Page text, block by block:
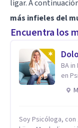
ligar. A
más infieles del
Encuentra los
BA
Soy Psicóloga,